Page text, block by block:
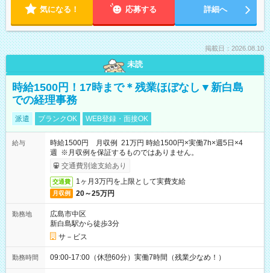
気になる！ 応募する 詳細へ
掲載日：2026.08.10
未読
時給1500円！17時まで＊残業ほぼなし▼新白島
での経理事務
派遣 ブランクOK WEB登録・面接OK
給与
時給1500円 月収例 21万円 時給1500円×実働7h×週5日×4
週 ※月収例を保証するものではありません。
交通費別途支給あり
交通費 1ヶ月3万円を上限として実費支給
月収例 20～25万円
勤務地
広島市中区
新白島駅から徒歩3分
サ－ビス
勤務時間 09:00-17:00（休憩60分）実働7時間（残業少なめ！）